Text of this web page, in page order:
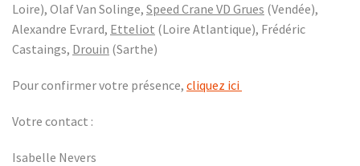
Loire), Olaf Van Solinge, Speed Crane VD Grues (Vendée),
Alexandre Evrard, Etteliot (Loire Atlantique), Frédéric
Castaings, Drouin (Sarthe)
Pour confirmer votre présence, cliquez ici
Votre contact :
Isabelle Nevers